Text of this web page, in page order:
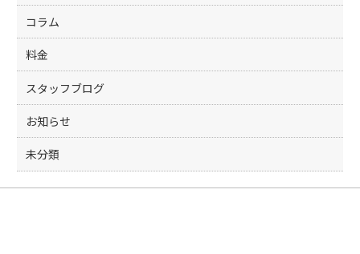
コラム
料金
スタッフブログ
お知らせ
未分類